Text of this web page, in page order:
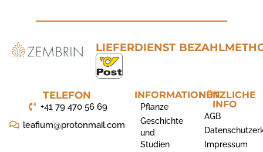
LIEFERDIENST
INFORMATIONEN
Pflanze
Geschichte
und
Studien
TELEFON
+41 79 470 56 69
leafium@protonmail.com
NÜTZLICHE
INFO
AGB
Impressum